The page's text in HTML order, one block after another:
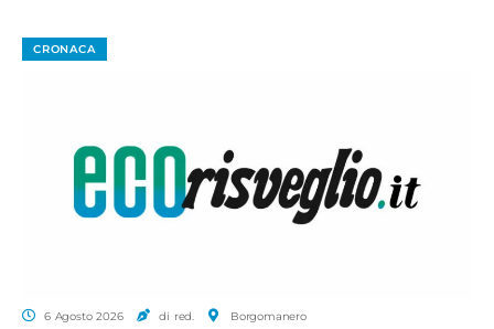
CRONACA
6 Agosto 2026 di red. Borgomanero